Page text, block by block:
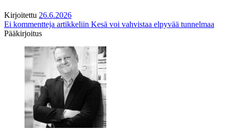
Kirjoitettu 26.6.2026
Ei kommentteja artikkeliin Kesä voi vahvistaa elpyvää tunnelmaa
Pääkirjoitus